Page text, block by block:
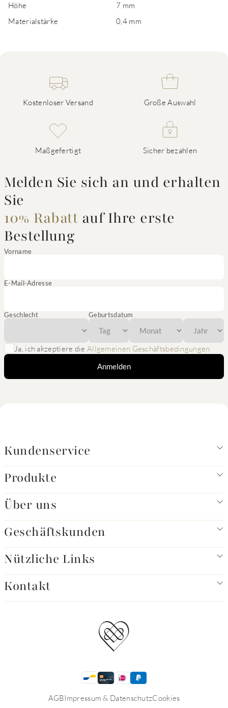
Höhe
7 mm
Materialstärke
0,4 mm
Kostenloser Versand Große Auswahl
Maßgefertigt Sicher bezahlen
Melden Sie sich an und erhalten
Sie
10% Rabatt auf Ihre erste
Bestellung
Vorname
E-Mail-Adresse
Geschlecht Geburtsdatum
Ja, ich akzeptiere die Allgemeinen Geschäftsbedingungen
Anmelden
Kundenservice
Produkte
Über uns
Geschäftskunden
Nützliche Links
Kontakt
AGBImpressum & DatenschutzCookies